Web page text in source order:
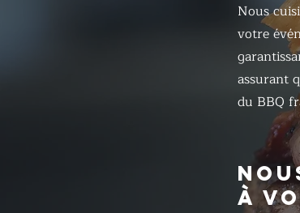
Nous
votre
assurant
du BBQ
À